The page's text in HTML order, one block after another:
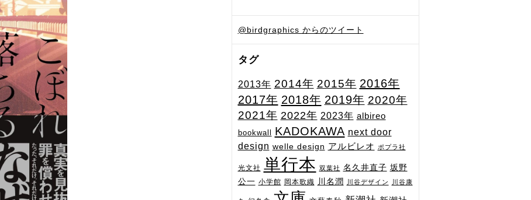
@birdgraphics からのツイート
タグ
2013年 2014年 2015年 2016年
2017年 2018年 2019年 2020年
2021年 2022年 2023年 albireo
bookwall KADOKAWA next door
design welle design アルビレオ ポプラ社
光文社 単行本 双葉社 名久井直子 坂野
公一 小学館 岡本歌織 川名潤 川谷デザイン 川谷康